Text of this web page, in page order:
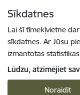
Sīkdatnes
Lai šī tīmekļvietne
sīkdatnes. Ar Jūsu
izmantotas
Lūdzu, atzīmējiet
Noraidīt